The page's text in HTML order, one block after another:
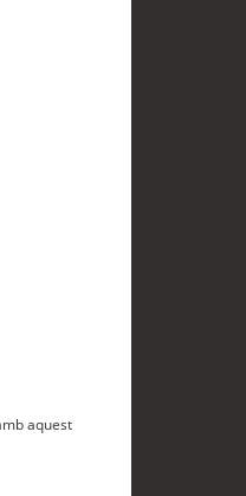
aquest